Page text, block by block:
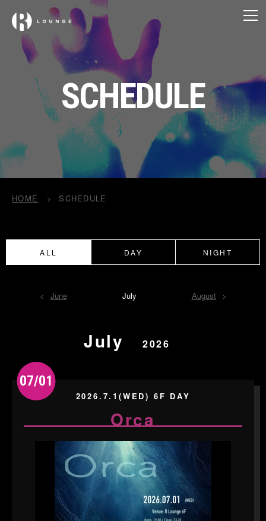
SCHEDULE
HOME SCHEDULE
ALL DAY NIGHT
June July August
July 2026
07/01
2026.7.1(WED) 6F DAY
Orca